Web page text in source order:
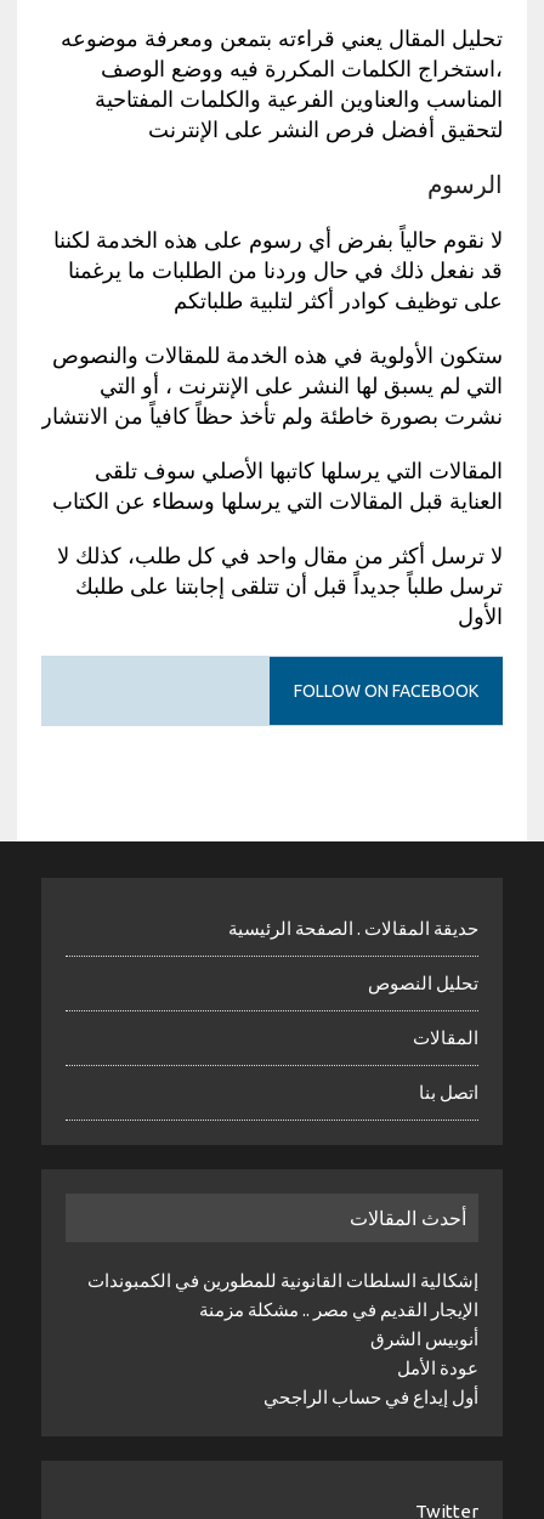
تحليل المقال يعني قراءته بتمعن ومعرفة موضوعه
،استخراج الكلمات المكررة فيه ووضع الوصف
المناسب والعناوين الفرعية والكلمات المفتاحية
لتحقيق أفضل فرص النشر على الإنترنت
الرسوم
لا نقوم حالياً بفرض أي رسوم على هذه الخدمة لكننا
قد نفعل ذلك في حال وردنا من الطلبات ما يرغمنا
على توظيف كوادر أكثر لتلبية طلباتكم
ستكون الأولوية في هذه الخدمة للمقالات والنصوص
التي لم يسبق لها النشر على الإنترنت ، أو التي
نشرت بصورة خاطئة ولم تأخذ حظاً كافياً من الانتشار
المقالات التي يرسلها كاتبها الأصلي سوف تلقى
العناية قبل المقالات التي يرسلها وسطاء عن الكتاب
لا ترسل أكثر من مقال واحد في كل طلب، كذلك لا
ترسل طلباً جديداً قبل أن تتلقى إجابتنا على طلبك
الأول
FOLLOW ON FACEBOOK
حديقة المقالات . الصفحة الرئيسية
تحليل النصوص
المقالات
اتصل بنا
أحدث المقالات
إشكالية السلطات القانونية للمطورين في الكمبوندات
الإيجار القديم في مصر .. مشكلة مزمنة
أنوبيس الشرق
عودة الأمل
أول إيداع في حساب الراجحي
Twitter